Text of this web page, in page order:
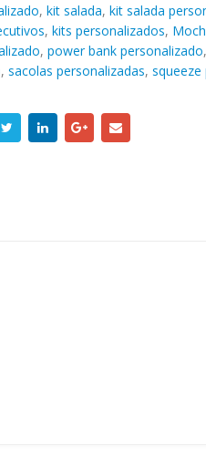
, kit salada, kit salada
, kits personalizados,
, power bank personalizado,
, sacolas personalizadas, squeeze